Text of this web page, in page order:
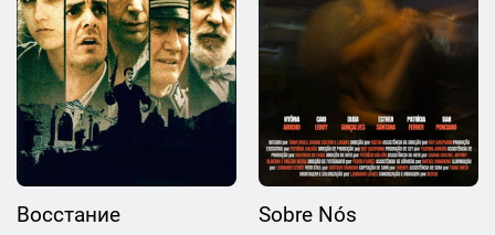
Восстание Sobre Nós